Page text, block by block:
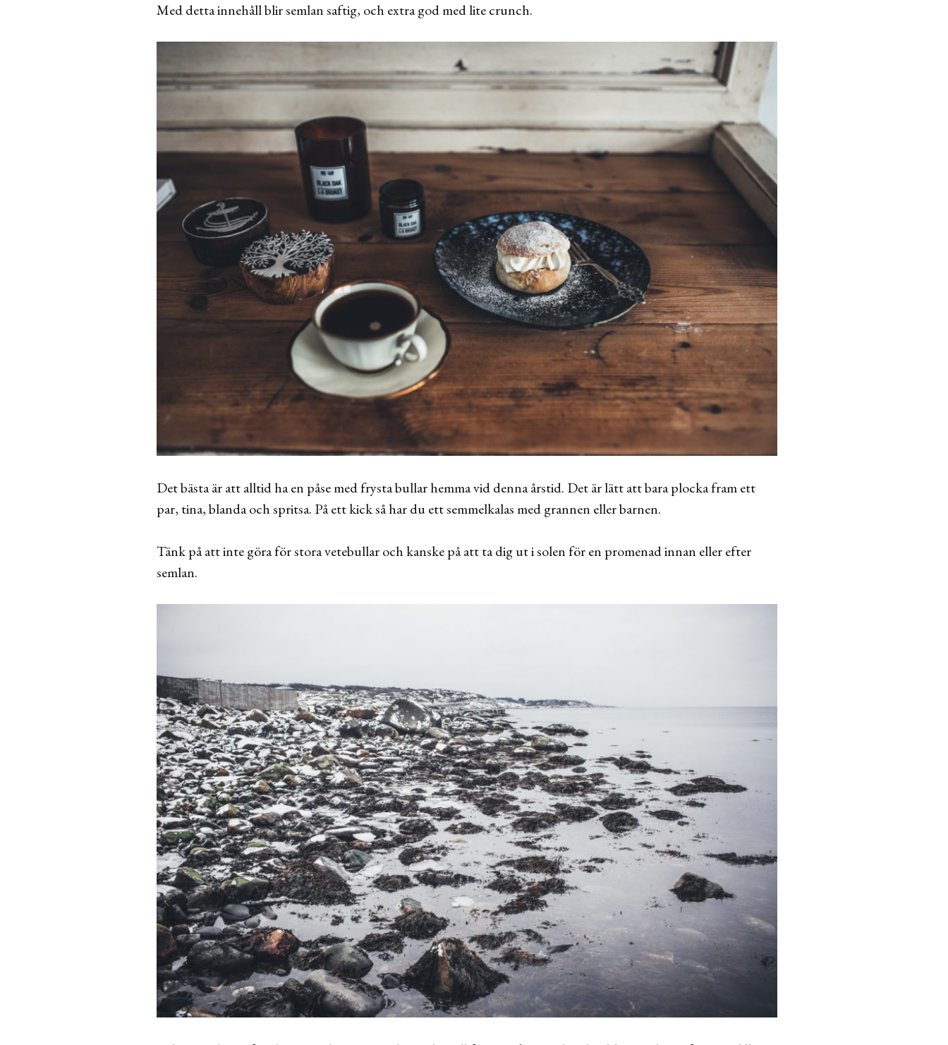
Med detta innehåll blir semlan saftig, och extra god med lite crunch.
Det bästa är att alltid ha en påse med frysta bullar hemma vid denna årstid. Det är lätt att bara plocka fram ett
par, tina, blanda och spritsa. På ett kick så har du ett semmelkalas med grannen eller barnen.
Tänk på att inte göra för stora vetebullar och kanske på att ta dig ut i solen för en promenad innan eller efter
semlan.